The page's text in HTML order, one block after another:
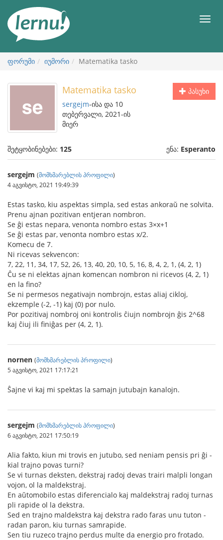
ნახვა
მენიუ
ფორუმი იუმორი Matematika tasko
პასუხი
Matematika tasko
sergejm-ისა და 10
თებერვალი, 2021-ის
მიერ
შეტყობინებები: 125 ენა: Esperanto
sergejm (მომხმარებლის პროფილი)
4 აგვისტო, 2021 19:49:39
Estas tasko, kiu aspektas simpla, sed estas ankoraŭ ne solvita.
Prenu ajnan pozitivan entjeran nombron.
Se ĝi estas nepara, venonta nombro estas 3×x+1
Se ĝi estas par, venonta nombro estas x/2.
Komecu de 7.
Ni ricevas sekvencon:
7, 22, 11, 34, 17, 52, 26, 13, 40, 20, 10, 5, 16, 8, 4, 2, 1, (4, 2, 1)
Ĉu se ni elektas ajnan komencan nombron ni ricevos (4, 2, 1)
en la fino?
Se ni permesos negativajn nombrojn, estas aliaj cikloj,
ekzemple (-2, -1) kaj (0) por nulo.
Por pozitivaj nombroj oni kontrolis ĉiujn nombrojn ĝis 2^68
kaj ĉiuj ili finiĝas per (4, 2, 1).
nornen (მომხმარებლის პროფილი)
5 აგვისტო, 2021 17:17:21
Ŝajne vi kaj mi spektas la samajn jutubajn kanalojn.
sergejm (მომხმარებლის პროფილი)
6 აგვისტო, 2021 17:50:19
Alia fakto, kiun mi trovis en jutubo, sed neniam pensis pri ĝi -
kial trajno povas turni?
Se vi turnas deksten, dekstraj radoj devas trairi malpli longan
vojon, ol la maldekstraj.
En aŭtomobilo estas diferencialo kaj maldekstraj radoj turnas
pli rapide ol la dekstra.
Sed en trajno maldekstra kaj dekstra rado faras unu tuton -
radan paron, kiu turnas samrapide.
Sen tiu ruzeco trajno perdus multe da energio pro frotado.